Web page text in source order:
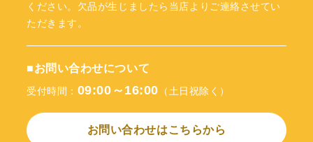
ください。欠品が生じましたら当店よりご連絡させてい
ただきます。
■お問い合わせについて
受付時間： 09:00～16:00 （土日祝除く）
お問い合わせはこちらから